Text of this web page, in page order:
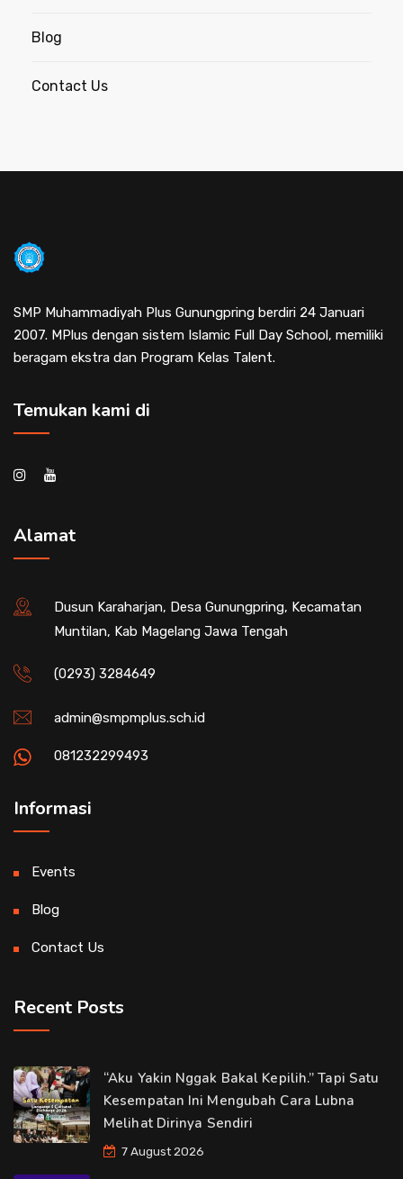
Blog
Contact Us
SMP Muhammadiyah Plus Gunungpring berdiri 24 Januari
2007. MPlus dengan sistem Islamic Full Day School, memiliki
beragam ekstra dan Program Kelas Talent.
Temukan kami di
Alamat
Dusun Karaharjan, Desa Gunungpring, Kecamatan
Muntilan, Kab Magelang Jawa Tengah
(0293) 3284649
admin@smpmplus.sch.id
081232299493
Informasi
Events
Blog
Contact Us
Recent Posts
“Aku Yakin Nggak Bakal Kepilih.” Tapi Satu
Kesempatan Ini Mengubah Cara Lubna
Melihat Dirinya Sendiri
7 August 2026